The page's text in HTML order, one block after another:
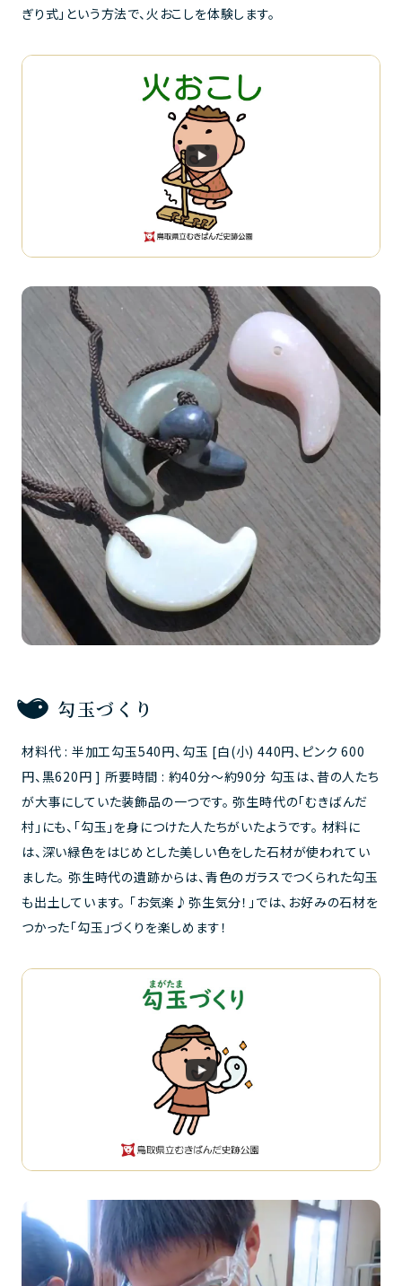
ぎり式」という方法で、火おこしを体験します。
勾玉づくり
材料代 : 半加工勾玉540円、勾玉 [白(小) 440円、ピンク 600
円、黒620円 ] 所要時間 : 約40分～約90分 勾玉は、昔の人たち
が大事にしていた装飾品の一つです。 弥生時代の「むきばんだ
村」にも、「勾玉」を身につけた人たちがいたようです。 材料に
は、深い緑色をはじめとした美しい色をした石材が使われてい
ました。 弥生時代の遺跡からは、青色のガラスでつくられた勾玉
も出土しています。 「お気楽♪弥生気分！」では、お好みの石材を
つかった「勾玉」づくりを楽しめます！